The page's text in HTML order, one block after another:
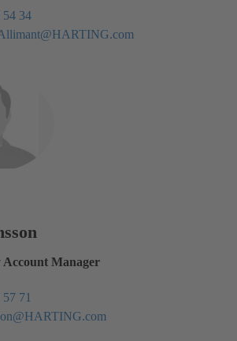
54 34
Account Manager
71